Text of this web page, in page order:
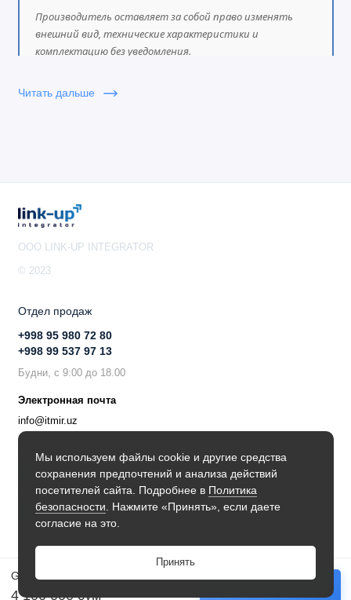
4 100 000 сум
Производитель оставляет за собой право изменять
внешний вид, технические характеристики и
комплектацию без уведомления.
Читать дальше
Мы используем файлы cookie и другие средства
сохранения предпочтений и анализа действий
посетителей сайта. Подробнее в Политика
безопасности . Нажмите «Принять», если даете
согласие на это.
Принять
OOO LINK-UP INTEGRATOR
© 2023
Отдел продаж
+998 95 980 72 80
+998 99 537 97 13
Будни, с 9:00 до 18.00
Электронная почта
info@itmir.uz
Поддержка в мессенджере
Будьте в курсе наших новостей!